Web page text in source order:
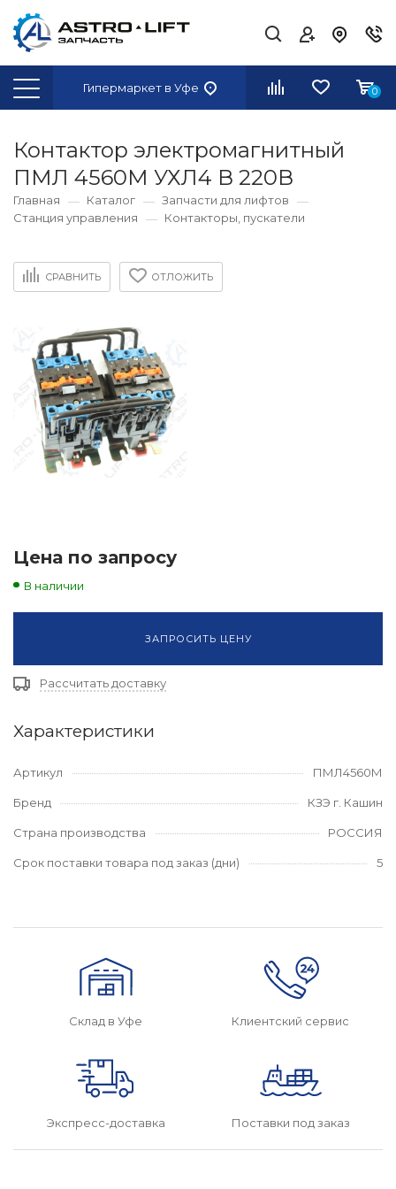
Гипермаркетв Уфе 0
Контактор электромагнитный
ПМЛ 4560М УХЛ4 В 220В
Главная Каталог
Запчасти для лифтов
Станция управления
Контакторы, пускатели
СРАВНИТЬ ОТЛОЖИТЬ
Характеристики
Артикул ПМЛ4560М
Бренд КЗЭ г. Кашин
Страна производства РОССИЯ
Срок поставки товара под заказ (дни) 5
Цена по запросу
В наличии
ЗАПРОСИТЬ ЦЕНУ
Рассчитать доставку
Склад в Уфе Клиентский сервис
Экспресс-доставка Поставки под заказ